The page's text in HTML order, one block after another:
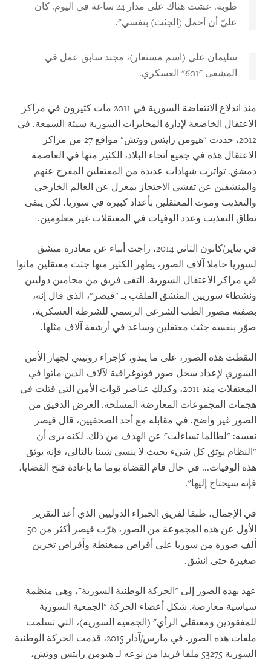
طوبة. عشت هناك على مدار 24 ساعة في اليوم. كان
عليّ أن أحمل (الجثث) بنفسي".
سليمان علي (اسم مستعار)، مجند سابق عمل في
المشفى "601" العسكري.
منذ اندلاع الانتفاضة السورية في 2011 مات كثيرون في مراكز
الاعتقال الخاضعة لإدارة المخابرات السورية سيئة السمعة. في
2012، حددت "هيومن رايتس ووتش" مواقع 27 من مراكز
الاعتقال هذه في جميع أنحاء البلاد، الكثير منها في العاصمة
دمشق. تواترت شهادات عديدة من المعتقلين المفرج عنهم
والمنشقين عن تفشي الاحتجاز بمعزل عن العالم الخارجي
والتعذيب وموت المعتقلين بأعداد كبيرة في سوريا. لكن يبقى
نطاق التعذيب وعدد الوفيات في المعتقلات غير معلومين.
في يناير/كانون الثاني 2014، راجت أنباء عن مغادرة منشق
لسوريا حاملا آلاف الصور، يظهر الكثير منها جثث معتقلين ماتوا
في مراكز الاعتقال السورية. التقى فريق من محامين دوليين
ونشطاء سوريين المنشق الملقب بـ "قيصر"، الذي قال إنه،
بصفته مصور الطب الشرعي الرسمي للشرطة العسكرية،
صوّر بنفسه جثث معتقلين وساعد في أرشفة آلاف مثلها.
التقطت هذه الصور، على ما يبدو، كإجراء روتيني لجهاز الأمن
السوري لإعداد سجل صور فوتوغرافية لآلاف الذين ماتوا في
المعتقلات منذ 2011، وكذلك عناصر قوات الأمن التي قتلت في
هجمات المجموعات المعارضة المسلحة. الغرض الدقيق من
الصور غير واضح. في مقابلة مع أحد الصحفيين، قال قيصر
نفسه: "لطالما تساءلت" عن الهدف من ذلك. لكنه يرى أن
"النظام يوثق كل شيء بحيث لا ينسى شيئا بالتالي، فإنه يوثق
هذه الوفيات... في حال قام القضاة يوما ما بإعادة فتح القضايا،
فإنه سيحتاج إليها".
في الإجمال، طبقا لفريق الخبراء الدوليين الذي أعد التقرير
الأول عن هذه المجموعة من الصور، هرّب قيصر أكثر من 50
ألف صورة من سوريا على أقراص ممغنطة وأقراص تخزين
صغيرة حتى انشق.
عهد بهذه الصور إلى "الحركة الوطنية السورية"، وهي منظمة
سياسية معارضة. شكل أعضاء الحركة "الجمعية السورية
للمفقودين ومعتقلي الرأي" (الجمعية السورية)، التي تسلمت
ملفات هذه الصور. في مارس/آذار 2015، قدمت الحركة الوطنية
السورية 53275 ملفا فريدا من نوعه لـ هيومن رايتس ووتش،